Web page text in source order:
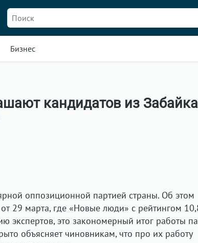
Бизнес
кандидатов из
оппозиционной партией страны. Об этом
29 марта, где «Новые люди» с рейтингом
это закономерный итог работы
объясняет чиновникам, что про их работу